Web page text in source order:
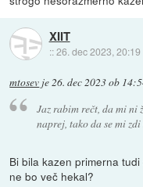
XIIT
::26. dec 2023, 20:19
mtosev je26. dec 2023 ob
Jaz rabim rečt, da mi ni
naprej, tako da se mi
Bi bila kazen primerna
ne bo več hekal?